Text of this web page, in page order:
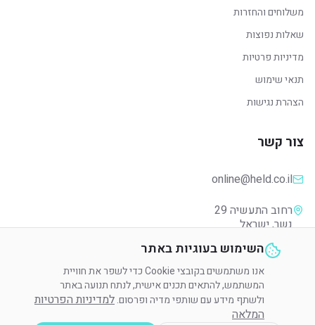
משלוחים והחזרות
שאלות נפוצות
מדיניות פרטיות
תנאי שימוש
הצהרת נגישות
צור קשר
online@held.co.il
נשר, ישראל
© 2024 HELD. כל הזכויות שמורות.
השימוש בעוגיות באתר
אנו משתמשים בקובצי Cookie כדי לשפר את חוויית
המשתמש, להתאים תכנים אישית, לנתח תנועה באתר
ולשתף מידע עם שותפי מדיה ופרסום.למדיניות הפרטיות
המלאה